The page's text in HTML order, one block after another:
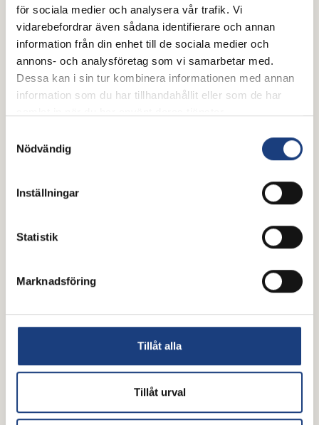
för sociala medier och analysera vår trafik. Vi
vidarebefordrar även sådana identifierare och annan
information från din enhet till de sociala medier och
annons- och analysföretag som vi samarbetar med.
Dessa kan i sin tur kombinera informationen med annan
information som du har tillhandahållit eller som de har
Nödvändig
Inställningar
Statistik
Marknadsföring
Tillåt alla
Tillåt urval
Vaena från Fors
Fróstrós från Fagerfjäll